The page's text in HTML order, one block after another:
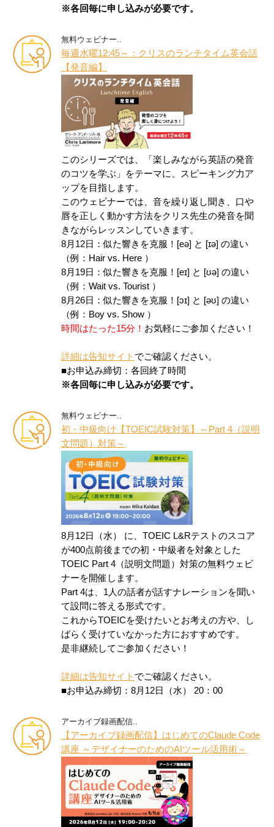
※各回毎に申し込みが必要です。
無料ウェビナー..
毎週水曜12:45～：クリスのランチタイム英会話
【発音編】
このシリーズでは、「楽しみながら英語の発音
のコツを学ぶ」をテーマに、スピーキング力ア
ップを目指します。
このウェビナーでは、音を繰り返し聞き、口や
唇を正しく動かす方法をクリス先生の発音を聞
きながらレッスンしていきます。
8月12日：似た響きを克服！[eə] と [ɪə] の違い
（例：Hair vs. Here ）
8月19日：似た響きを克服！[eɪ] と [ʊə] の違い
（例：Wait vs. Tourist ）
8月26日：似た響きを克服！[ɔɪ] と [əʊ] の違い
（例：Boy vs. Show ）
時間はたった15分！ お気軽にご参加ください！
詳細は告知サイト でご確認ください。
■お申込み締切：各回終了時間
※各回毎に申し込みが必要です。
無料ウェビナー..
初・中級向け【TOEIC試験対策】～Part 4（説明
文問題）対策～
8月12日（水） に、TOEIC L&Rテストのスコア
が400点前後までの初・中級者を対象とした
TOEIC Part 4（説明文問題）対策の無料ウェビ
ナーを開催します。
Part 4は、1人の話者が話すナレーションを聞い
て設問に答える形式です。
これからTOEICを受けたいとお考えの方や、し
ばらく受けていなかった方におすすめです。
是非継続してご参加ください！
詳細は告知サイト でご確認ください。
■お申込み締切：8月12日（水） 20：00
アーカイブ録画配信..
【アーカイブ録画配信】はじめてのClaude Code
講座 ～デザイナーのためのAIツール活用術～